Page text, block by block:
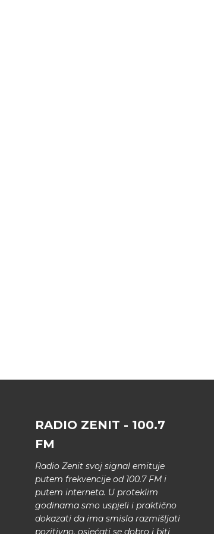
RADIO ZENIT - 100.7
FM
Radio Zenit svoj signal emituje
putem frekvencije od 100.7 FM i
putem interneta. U proteklim
godinama smo uspjeli i praktično
dokazati da ima smisla razmišljati
pozitivno, osjećati se dobro i biti